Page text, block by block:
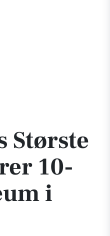
10-års jubilæum i Silkeborg
Største
10-
i